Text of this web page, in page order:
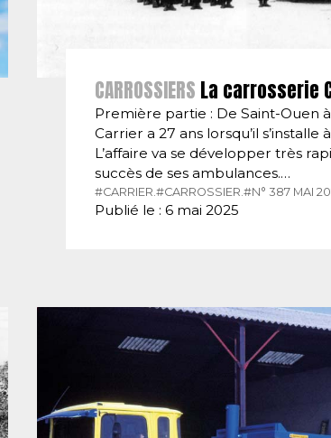
CARROSSIERS La carrosserie
Première partie : De Saint-Ouen
Carrier a 27 ans lorsqu’il s’installe
L’affaire va se développer très
succès de ses ambulances.…
#CARRIER. #CARROSSIER. #N° 387 MAI
Publié le : 6 mai 2025